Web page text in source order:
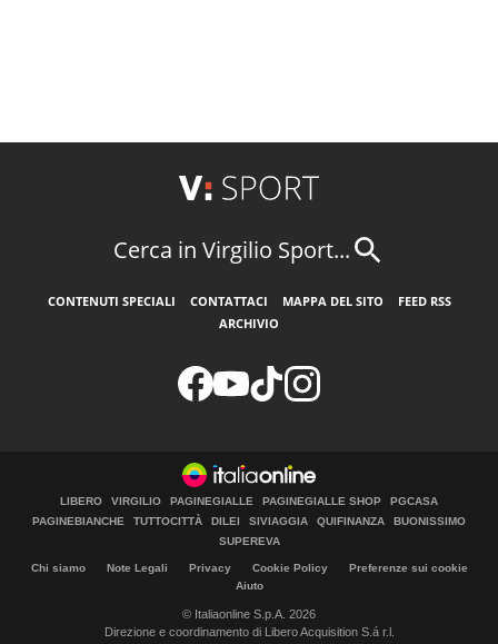
Cerca in Virgilio Sport...
CONTENUTI SPECIALI CONTATTACI MAPPA DEL SITO
FEED RSS
ARCHIVIO
LIBERO VIRGILIO PAGINEGIALLE PAGINEGIALLE SHOP
PGCASA
PAGINEBIANCHE
TUTTOCITTÀ DILEI SIVIAGGIA QUIFINANZA
BUONISSIMO
SUPEREVA
Chi siamo Note Legali Privacy Cookie Policy
Preferenze sui cookie
Aiuto
© Italiaonline S.p.A. 2026
Direzione e coordinamento di Libero Acquisition S.á r.l.